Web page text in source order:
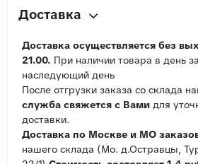
Доставка
Доставка осуществляется без
21.00. При наличии товара в день
наследующий день
После отгрузки заказа со склада
служба свяжется с Вами для
доставки.
Доставка по Москве и МО
нашего склада (Мо. д.Остравцы,